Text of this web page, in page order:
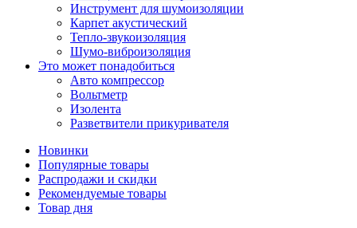
Инструмент для шумоизоляции
Карпет акустический
Тепло-звукоизоляция
Шумо-виброизоляция
Это может понадобиться
Авто компрессор
Вольтметр
Изолента
Разветвители прикуривателя
Новинки
Популярные товары
Распродажи и скидки
Рекомендуемые товары
Товар дня